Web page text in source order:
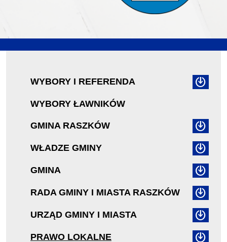
WYBORY I REFERENDA
WYBORY ŁAWNIKÓW
GMINA RASZKÓW
WŁADZE GMINY
GMINA
RADA GMINY I MIASTA RASZKÓW
URZĄD GMINY I MIASTA
PRAWO LOKALNE